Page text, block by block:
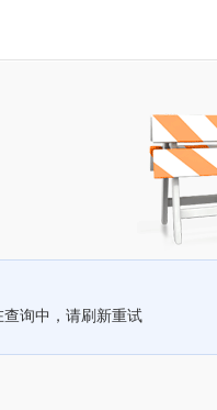
查询中，请刷新重试